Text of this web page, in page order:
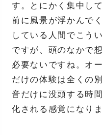
す。とにかく集中し
前に風景が浮かんで
している人間でこう
ですが、頭のなかで
必要ないですね。オ
だけの体験は全くの
音だけに没頭する時
化される感覚になりま